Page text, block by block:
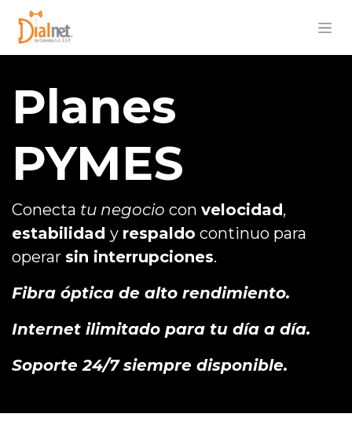
Planes
PYMES
Conecta tu negocio con velocidad,
estabilidad y respaldo continuo para
operar sin interrupciones.
Fibra óptica de alto rendimiento.
Internet ilimitado para tu día a día.
Soporte 24/7 siempre disponible.